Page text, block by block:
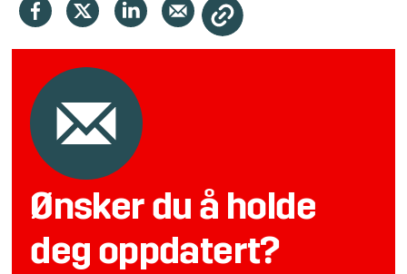
Ønsker du å holde
deg oppdatert?